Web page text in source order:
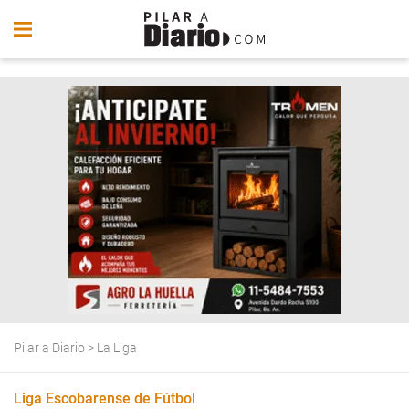
Pilar a Diario > La Liga
Liga Escobarense de Fútbol